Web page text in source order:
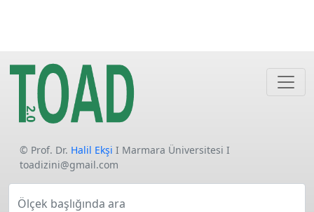
© Prof. Dr. Halil Ekşi I Marmara Üniversitesi I
toadizini@gmail.com
Ölçek başlığında ara